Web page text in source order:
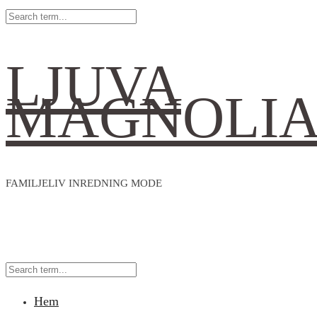
LJUVA
FAMILJELIV INREDNING MODE
Hem